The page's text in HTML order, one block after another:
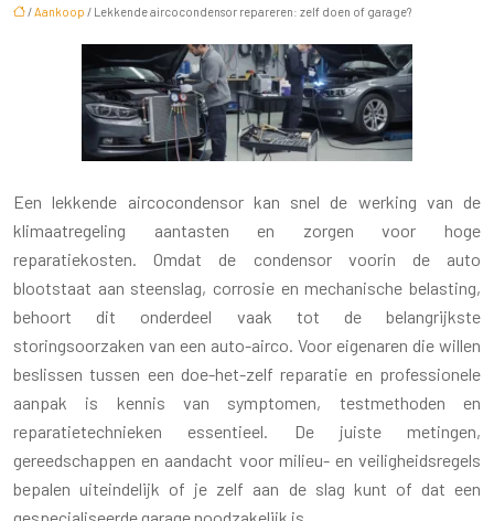
/Aankoop / Lekkende aircocondensor repareren: zelf doen of garage?
Een lekkende aircocondensor kan snel de werking van de
klimaatregeling aantasten en zorgen voor hoge
reparatiekosten. Omdat de condensor voorin de auto
blootstaat aan steenslag, corrosie en mechanische belasting,
behoort dit onderdeel vaak tot de belangrijkste
storingsoorzaken van een auto-airco. Voor eigenaren die willen
beslissen tussen een doe-het-zelf reparatie en professionele
aanpak is kennis van symptomen, testmethoden en
reparatietechnieken essentieel. De juiste metingen,
gereedschappen en aandacht voor milieu- en veiligheidsregels
bepalen uiteindelijk of je zelf aan de slag kunt of dat een